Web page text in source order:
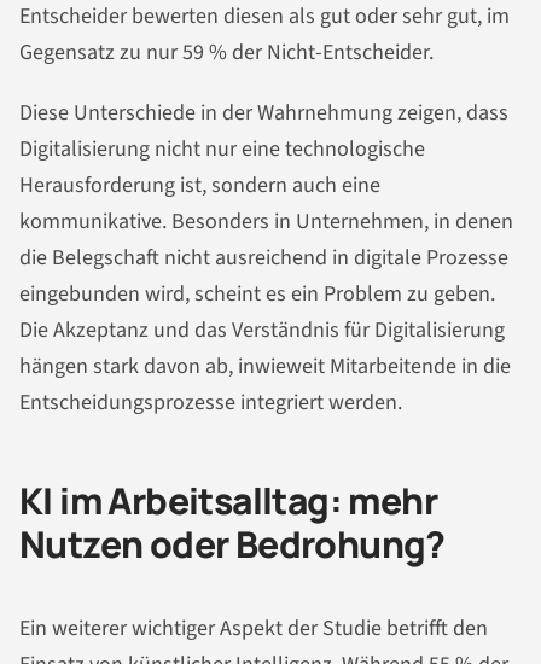
Entscheider bewerten diesen als gut oder sehr gut, im
Gegensatz zu nur 59 % der Nicht-Entscheider​.
Diese Unterschiede in der Wahrnehmung zeigen, dass
Digitalisierung nicht nur eine technologische
Herausforderung ist, sondern auch eine
kommunikative. Besonders in Unternehmen, in denen
die Belegschaft nicht ausreichend in digitale Prozesse
eingebunden wird, scheint es ein Problem zu geben.
Die Akzeptanz und das Verständnis für Digitalisierung
hängen stark davon ab, inwieweit Mitarbeitende in die
Entscheidungsprozesse integriert werden.
KI im Arbeitsalltag: mehr
Nutzen oder Bedrohung?
Ein weiterer wichtiger Aspekt der Studie betrifft den